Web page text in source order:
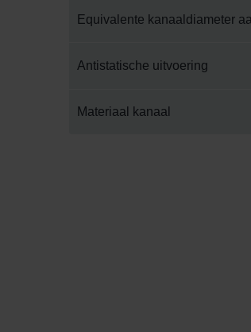
Equivalente kanaaldiameter
Antistatische uitvoering
Materiaal kanaal